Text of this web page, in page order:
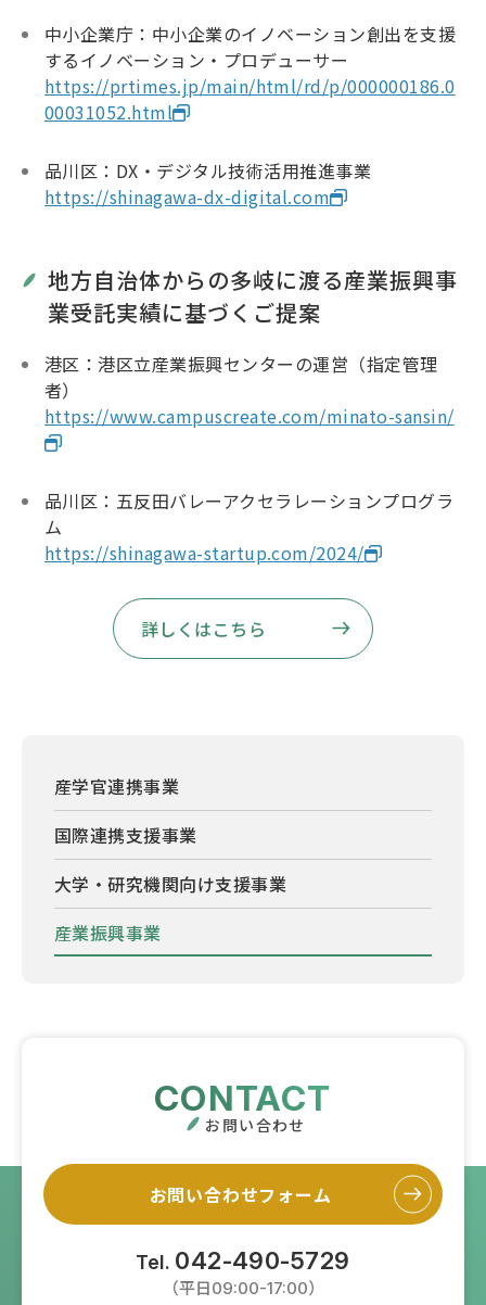
中小企業庁：中小企業のイノベーション創出を支援
するイノベーション・プロデューサー
https://prtimes.jp/main/html/rd/p/000000186.0
00031052.html
品川区：DX・デジタル技術活用推進事業
https://shinagawa-dx-digital.com
地方自治体からの多岐に渡る産業振興事
業受託実績に基づくご提案
港区：港区立産業振興センターの運営（指定管理
者）
https://www.campuscreate.com/minato-sansin/
品川区：五反田バレーアクセラレーションプログラ
ム
https://shinagawa-startup.com/2024/
詳しくはこちら
産学官連携事業
国際連携支援事業
大学・研究機関向け支援事業
産業振興事業
CONTACT
お問い合わせ
お問い合わせフォーム
Tel. 042-490-5729
（平日09:00-17:00）